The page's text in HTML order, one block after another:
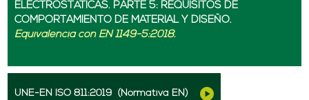
ELECTROSTÁTICAS. PARTE 5: REQUISITOS DE
COMPORTAMIENTO DE MATERIAL Y DISEÑO.
Equivalencia con EN 1149-5:2018.
UNE-EN ISO 811:2019 (Normativa EN)